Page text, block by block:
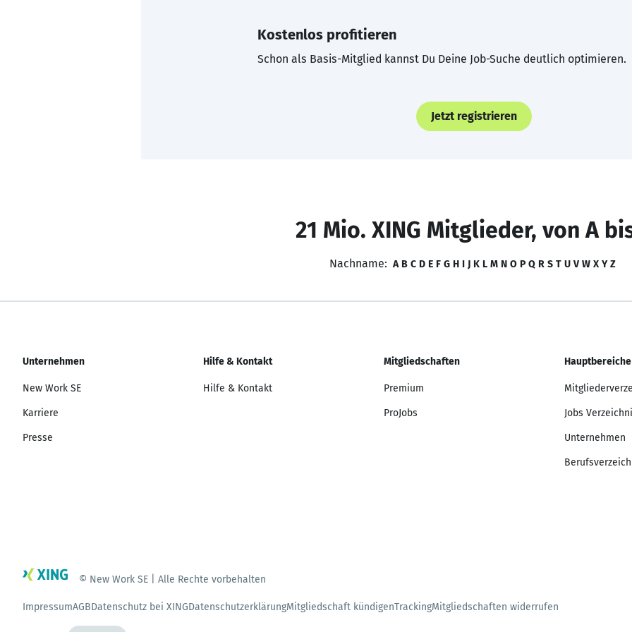
Kostenlos profitieren
Schon als Basis-Mitglied kannst Du Deine Job-Suche deutlich optimieren.
Jetzt registrieren
21 Mio. XING Mitglieder, von A
Nachname: A B C D E F G H I J K L M N O P Q R S T U V W X Y Z
Unternehmen
New Work SE
Karriere
Presse
Hilfe & Kontakt
Hilfe & Kontakt
Mitgliedschaften
Premium
ProJobs
Hauptbereiche
Jobs
Unternehmen
© New Work SE | Alle Rechte vorbehalten
ImpressumAGBDatenschutz bei XINGDatenschutzerklärungMitgliedschaft kündigenTrackingMitgliedschaften widerrufen